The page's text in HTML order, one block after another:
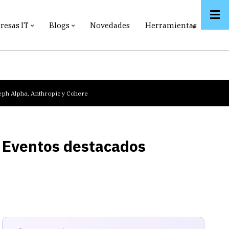
IT Blogs Novedades Herramientas
Alpha, Anthropic y Cohere
Eventos destacados